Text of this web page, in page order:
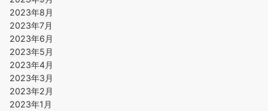
2023年8月
2023年7月
2023年6月
2023年5月
2023年4月
2023年3月
2023年2月
2023年1月